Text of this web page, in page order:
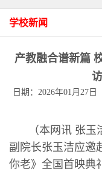
学校新闻
产教融合谱新篇
日期：2026年01月
（本网讯 张
副院长张玉洁应邀
你老》全国首映典